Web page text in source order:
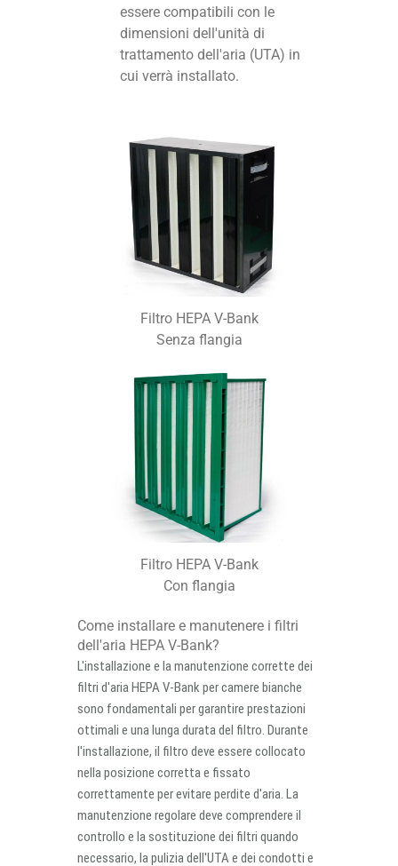
essere compatibili con le
dimensioni dell'unità di
trattamento dell'aria (UTA) in
cui verrà installato.
Filtro HEPA V-Bank
Senza flangia
Filtro HEPA V-Bank
Con flangia
Come installare e manutenere i filtri
dell'aria HEPA V-Bank?
L'installazione e la manutenzione corrette dei
filtri d'aria HEPA V-Bank per camere bianche
sono fondamentali per garantire prestazioni
ottimali e una lunga durata del filtro. Durante
l'installazione, il filtro deve essere collocato
nella posizione corretta e fissato
correttamente per evitare perdite d'aria. La
manutenzione regolare deve comprendere il
controllo e la sostituzione dei filtri quando
necessario, la pulizia dell'UTA e dei condotti e